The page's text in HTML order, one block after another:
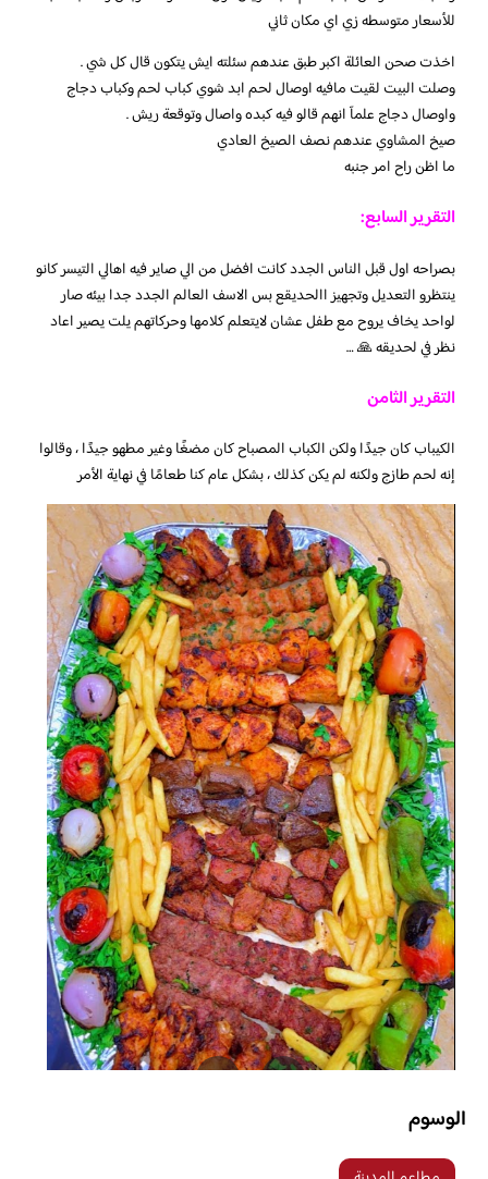
للأسعار متوسطه زي اي مكان ثاني
اخذت صحن العائلة اكبر طبق عندهم سئلته ايش يتكون قال كل شي .
وصلت البيت لقيت مافيه اوصال لحم ابد شوي كباب لحم وكباب دجاج
واوصال دجاج علمآ انهم قالو فيه كبده واصال وتوقعة ريش .
صيخ المشاوي عندهم نصف الصيخ العادي
ما اظن راح امر جنبه
التقرير السابع:
بصراحه اول قبل الناس الجدد كانت افضل من الي صاير فيه اهالي التيسر كانو
ينتظرو التعديل وتجهيز االحديقع بس الاسف العالم الجدد جدا بيئه صار
لواحد يخاف يروح مع طفل عشان لايتعلم كلامها وحركاتهم يلت يصير اعاد
نظر في لحديقه 🙏 …
التقرير الثامن
الكيباب كان جيدًا ولكن الكباب المصباح كان مضغًا وغير مطهو جيدًا ، وقالوا
إنه لحم طازج ولكنه لم يكن كذلك ، بشكل عام كنا طعامًا في نهاية الأمر
الوسوم